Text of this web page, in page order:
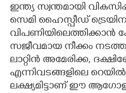
CARTOONS
LITERATURE
ZOOM
ഇന്ത്യ സ്വന്തമായി
സെമി ഹൈസ്പീഡ്
വിപണിയിലെത്തിക്കാൻ
സജീവമായ നീക്കം
ലാറ്റിൻ അമേരിക്ക,
എന്നിവടങ്ങളിലെ
ലക്ഷ്യമിട്ടാണ് ഈ ആഗോള